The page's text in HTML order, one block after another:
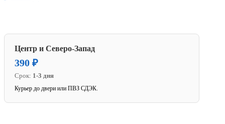
Центр и Северо-Запад
390 ₽
Срок: 1-3 дня
Курьер до двери или ПВЗ СДЭК.